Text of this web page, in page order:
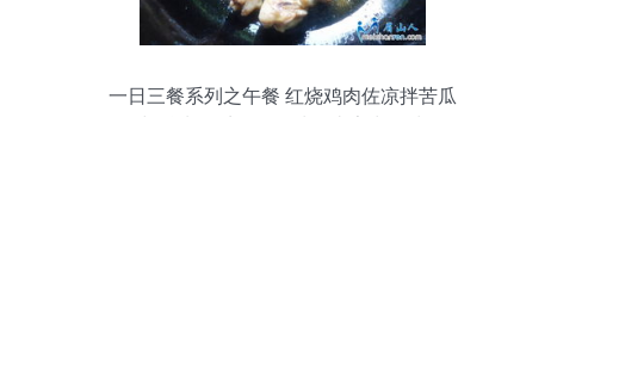
一日三餐系列之午餐 红烧鸡肉佐凉拌苦瓜